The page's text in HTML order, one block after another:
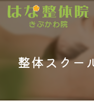
整体スクー